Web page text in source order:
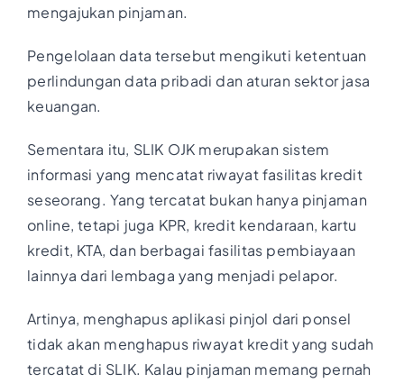
mengajukan pinjaman.
Pengelolaan data tersebut mengikuti ketentuan
perlindungan data pribadi dan aturan sektor jasa
keuangan.
Sementara itu, SLIK OJK merupakan sistem
informasi yang mencatat riwayat fasilitas kredit
seseorang. Yang tercatat bukan hanya pinjaman
online, tetapi juga KPR, kredit kendaraan, kartu
kredit, KTA, dan berbagai fasilitas pembiayaan
lainnya dari lembaga yang menjadi pelapor.
Artinya, menghapus aplikasi pinjol dari ponsel
tidak akan menghapus riwayat kredit yang sudah
tercatat di SLIK. Kalau pinjaman memang pernah